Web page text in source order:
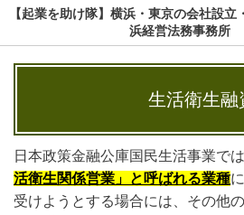
【起業を助け隊】横浜・東京の会社設立
浜経営法務事務所
生活衛生融
日本政策金融公庫国民生活事業では
活衛生関係営業」と呼ばれる業種
受けようとする場合には、その他